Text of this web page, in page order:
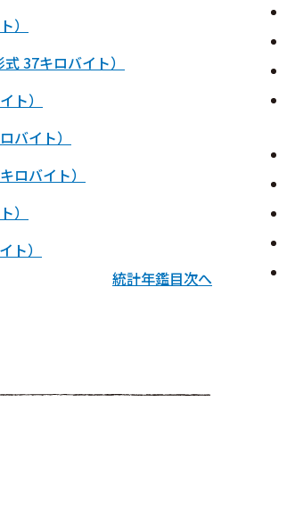
）
37キロバイト）
ト）
バイト）
ロバイト）
）
ト）
統計年鑑目次へ